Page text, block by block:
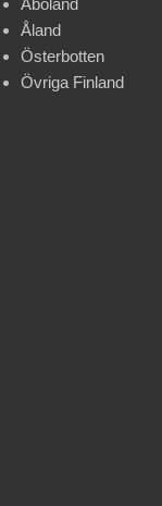
Åland
Österbotten
Övriga Finland